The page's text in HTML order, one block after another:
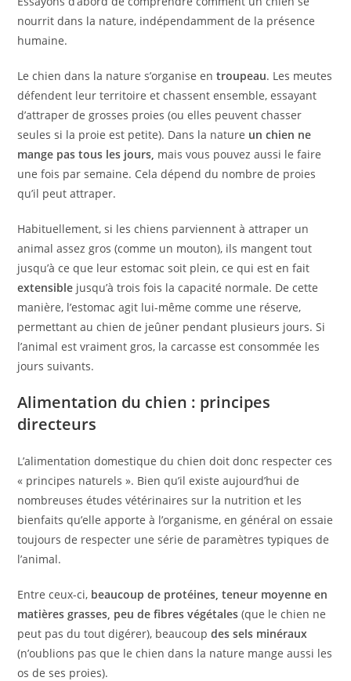
nourrit dans la nature, indépendamment de la présence
humaine.
Le chien dans la nature s’organise entroupeau. Les meutes
défendent leur territoire et chassent ensemble, essayant
d’attraper de grosses proies (ou elles peuvent chasser
seules si la proie est petite). Dans la nature un chien ne
mange pas tous les jours, mais vous pouvez aussi le faire
une fois par semaine. Cela dépend du nombre de proies
qu’il peut attraper.
Habituellement, si les chiens parviennent à attraper un
animal assez gros (comme un mouton), ils mangent tout
jusqu’à ce que leur estomac soit plein, ce qui est en fait
extensible jusqu’à trois fois la capacité normale. De cette
manière, l’estomac agit lui-même comme une réserve,
permettant au chien de jeûner pendant plusieurs jours. Si
l’animal est vraiment gros, la carcasse est consommée les
jours suivants.
Alimentation du chien : principes
directeurs
L’alimentation domestique du chien doit donc respecter ces
« principes naturels ». Bien qu’il existe aujourd’hui de
nombreuses études vétérinaires sur la nutrition et les
bienfaits qu’elle apporte à l’organisme, en général on essaie
toujours de respecter une série de paramètres typiques de
l’animal.
Entre ceux-ci, beaucoup de protéines, teneur moyenne en
matières grasses, peu de fibres végétales (que le chien ne
peut pas du tout digérer), beaucoupdes sels minéraux
(n’oublions pas que le chien dans la nature mange aussi les
os de ses proies).